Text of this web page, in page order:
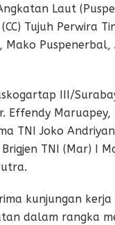
Laut
Tujuh Perwira
Mako
III/
Maruapey,
TNI Joko
TNI (Mar) I
kunjungan
dalam rangka